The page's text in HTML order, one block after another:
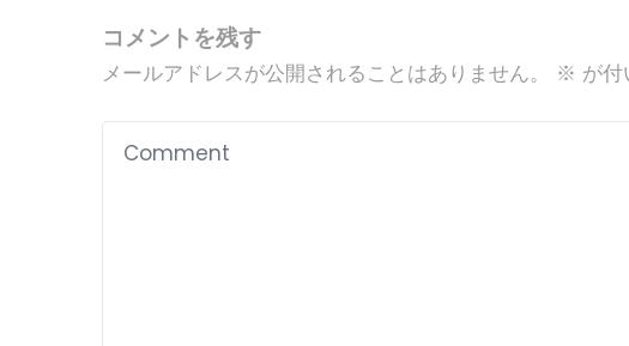
コメントを残す
メールアドレスが公開されることはありません。 ※ が